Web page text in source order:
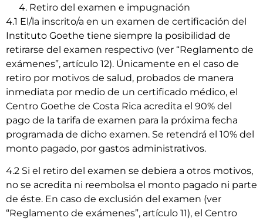
Retiro del examen e impugnación
4.1 El/la inscrito/a en un examen de certificación del
Instituto Goethe tiene siempre la posibilidad de
retirarse del examen respectivo (ver “Reglamento de
exámenes”, artículo 12). Únicamente en el caso de
retiro por motivos de salud, probados de manera
inmediata por medio de un certificado médico, el
Centro Goethe de Costa Rica acredita el 90% del
pago de la tarifa de examen para la próxima fecha
programada de dicho examen. Se retendrá el 10% del
monto pagado, por gastos administrativos.
4.2 Si el retiro del examen se debiera a otros motivos,
no se acredita ni reembolsa el monto pagado ni parte
de éste. En caso de exclusión del examen (ver
“Reglamento de exámenes”, artículo 11), el Centro